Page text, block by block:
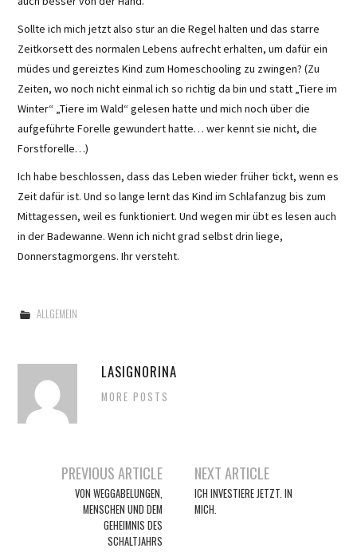
Sollte ich mich jetzt also stur an die Regel halten und das starre
Zeitkorsett des normalen Lebens aufrecht erhalten, um dafür ein
müdes und gereiztes Kind zum Homeschooling zu zwingen? (Zu
Zeiten, wo noch nicht einmal ich so richtig da bin und statt „Tiere im
Winter“ „Tiere im Wald“ gelesen hatte und mich noch über die
aufgeführte Forelle gewundert hatte… wer kennt sie nicht, die
Forstforelle…)
Ich habe beschlossen, dass das Leben wieder früher tickt, wenn es
Zeit dafür ist. Und so lange lernt das Kind im Schlafanzug bis zum
Mittagessen, weil es funktioniert. Und wegen mir übt es lesen auch
in der Badewanne. Wenn ich nicht grad selbst drin liege,
Donnerstagmorgens. Ihr versteht.
ALLGEMEIN
LASIGNORINA
MORE POSTS
Artikel-
Navigation
PREVIOUS ARTICLE
VON WEGGABELUNGEN,
MENSCHEN UND DEM
GEHEIMNIS DES
SCHALTJAHRS
NEXT ARTICLE
ICH INVESTIERE JETZT. IN
MICH.